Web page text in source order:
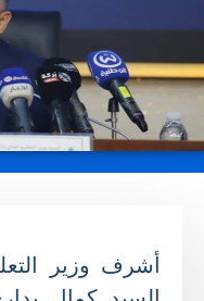
أشرف وزير